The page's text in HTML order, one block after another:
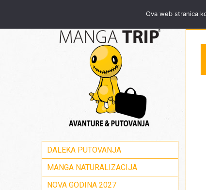
DALEKA PUTOVANJA
MANGA NATURALIZACIJA
NOVA GODINA 2027
Ova web stranica